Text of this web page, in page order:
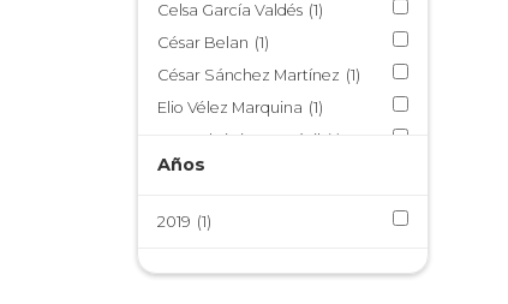
Literatura novohispana
Literatura sacra
Pintura mural (1)
Publicaciones PEI (1)
Sor Juana Inés de la Cruz
Celsa García Valdés (1)
César Belan (1)
César Sánchez Martínez (1)
Elio Vélez Marquina (1)
Jean Christian Egoávil (1)
Jordi Aladro
Manuel Sierra Martín (1)
Años
2019 (1)